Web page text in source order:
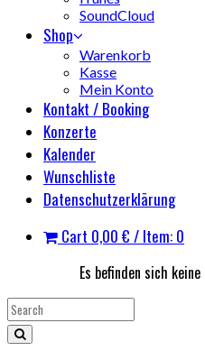
SoundCloud
Shop
Warenkorb
Kasse
Mein Konto
Kontakt / Booking
Konzerte
Kalender
Wunschliste
Datenschutzerklärung
Cart 0,00 € / Item: 0
Es befinden sich